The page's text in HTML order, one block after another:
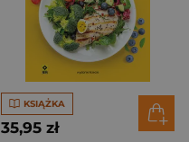
KSIĄŻKA
35,95 zł